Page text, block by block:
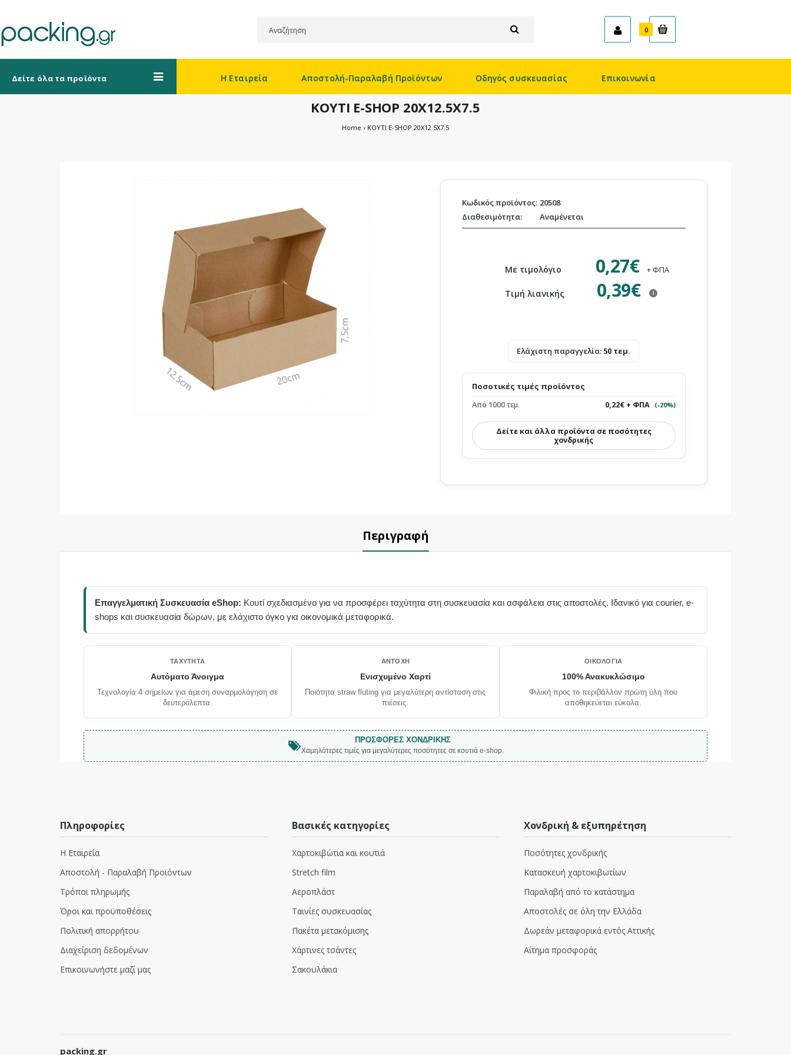
0
Δείτε όλα τα προϊόντα Η Εταιρεία Αποστολή-Παραλαβή Προϊόντων Οδηγός συσκευασίας Επικοινωνία
ΚΟΥΤΙ E-SHOP 20X12.5X7.5
Home ΚΟΥΤΙ E-SHOP 20X12.5X7.5
Κωδικός προϊόντος: 20508
Διαθεσιμότητα:
Αναμένεται
Με τιμολόγιο 0,27€ + ΦΠΑ
Τιμή λιανικής 0,39€ i
Ελάχιστη παραγγελία: 50 τεμ.
Ποσοτικές τιμές προϊόντος
Από 1000 τεμ. 0,22€ + ΦΠΑ (-20%)
Δείτε και άλλα προϊόντα σε ποσότητες
χονδρικής
Περιγραφή
Επαγγελματική Συσκευασία eShop: Κουτί σχεδιασμένο για να προσφέρει ταχύτητα στη συσκευασία και ασφάλεια στις αποστολές. Ιδανικό για courier, e-
shops και συσκευασία δώρων, με ελάχιστο όγκο για οικονομικά μεταφορικά.
ΤΑΧΎΤΗΤΑ
Αυτόματο Άνοιγμα
Τεχνολογία 4 σημείων για άμεση συναρμολόγηση σε
δευτερόλεπτα.
ΑΝΤΟΧΉ
Ενισχυμένο Χαρτί
Ποιότητα straw fluting για μεγαλύτερη αντίσταση στις
πιέσεις.
ΟΙΚΟΛΟΓΊΑ
100% Ανακυκλώσιμο
Φιλική προς το περιβάλλον πρώτη ύλη που
αποθηκεύεται εύκολα.
ΠΡΟΣΦΟΡΈΣ ΧΟΝΔΡΙΚΉΣ
Χαμηλότερες τιμές για μεγαλύτερες ποσότητες σε κουτιά e-shop.
Πληροφορίες
Η Εταιρεία
Αποστολή - Παραλαβή Προϊόντων
Τρόποι πληρωμής
Όροι και προϋποθέσεις
Πολιτική απορρήτου
Διαχείριση δεδομένων
Επικοινωνήστε μαζί μας
Βασικές κατηγορίες
Χαρτοκιβώτια και κουτιά
Stretch film
Αεροπλάστ
Ταινίες συσκευασίας
Πακέτα μετακόμισης
Χάρτινες τσάντες
Σακουλάκια
Χονδρική & εξυπηρέτηση
Ποσότητες χονδρικής
Κατασκευή χαρτοκιβωτίων
Παραλαβή από το κατάστημα
Αποστολές σε όλη την Ελλάδα
Δωρεάν μεταφορικά εντός Αττικής
Αίτημα προσφοράς
packing.gr